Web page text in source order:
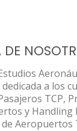
a los
TCP,
y Handling
Aeropuertos